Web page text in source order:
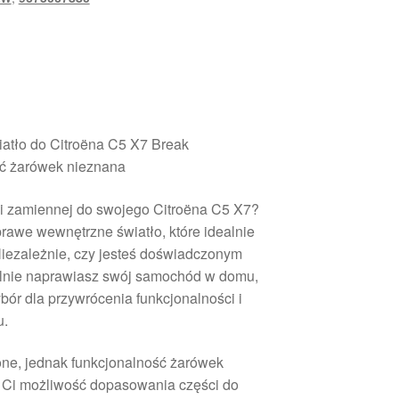
do Citroëna C5 X7 Break
żarówek nieznana
do swojego Citroëna C5 X7?
wewnętrzne światło, które idealnie
czy jesteś doświadczonym
naprawiasz swój samochód w domu,
dla przywrócenia funkcjonalności i
jednak funkcjonalność żarówek
możliwość dopasowania części do